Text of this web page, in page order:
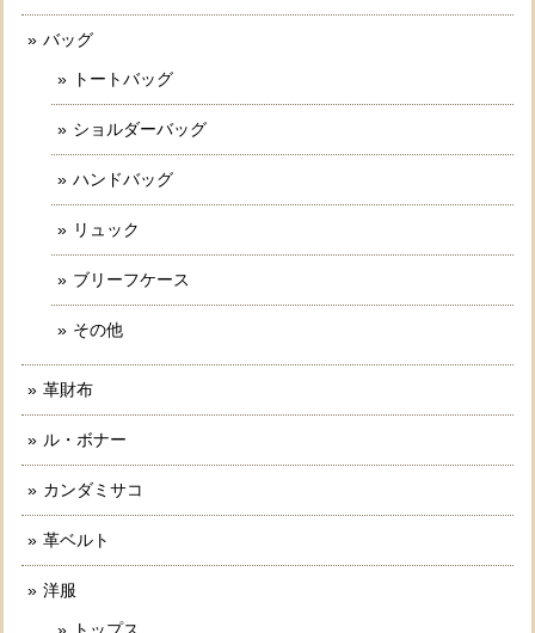
バッグ
トートバッグ
ショルダーバッグ
ハンドバッグ
リュック
ブリーフケース
その他
革財布
ル・ボナー
カンダミサコ
革ベルト
洋服